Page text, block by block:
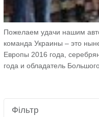
Пожелаем удачи нашим
команда Украины – это
Европы 2016 года,
года и обладатель
Фільтр